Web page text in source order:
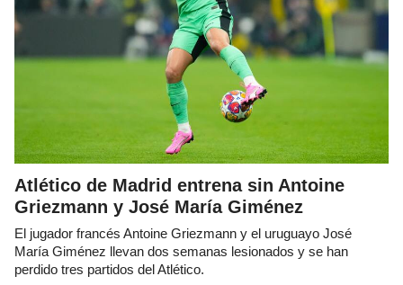
Atlético de Madrid entrena sin Antoine
Griezmann y José María Giménez
El jugador francés Antoine Griezmann y el uruguayo José
María Giménez llevan dos semanas lesionados y se han
perdido tres partidos del Atlético.